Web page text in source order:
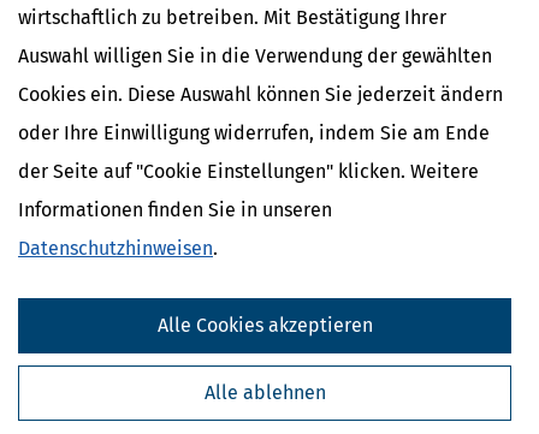
wirtschaftlich zu betreiben. Mit Bestätigung Ihrer
Auswahl willigen Sie in die Verwendung der gewählten
Cookies ein. Diese Auswahl können Sie jederzeit ändern
oder Ihre Einwilligung widerrufen, indem Sie am Ende
der Seite auf "Cookie Einstellungen" klicken. Weitere
Informationen finden Sie in unseren
Datenschutzhinweisen.
Alle ablehnen
Alle Cookies akzeptieren
sich die örtliche Zuständigkeit nach der letzten beruflichen
Niederlassung im Geltungsbereich dieses Gesetzes; ist eine
solche nicht vorhanden, so ist die Steuerberaterkammer
Steuerbevollmächtigte bestellt wurde.5 Vor der Rücknahme oder
dem Widerruf ist der Betroffene zu hören.
Verwandte Lexikon-Begriffe
Künstlersozialabgabe